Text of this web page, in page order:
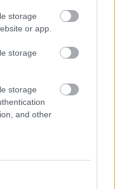
storage
or app.
storage
storage
and other
cserébe